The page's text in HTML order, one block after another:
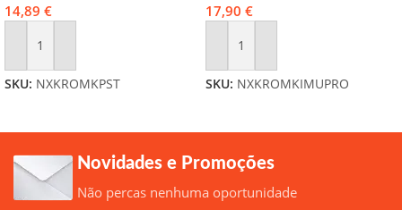
14,89 €
Adicionar
SKU: NXKROMKPST
17,90 €
Adicionar
SKU: NXKROMKIMUPRO
Novidades e Promoções
Não percas nenhuma oportunidade